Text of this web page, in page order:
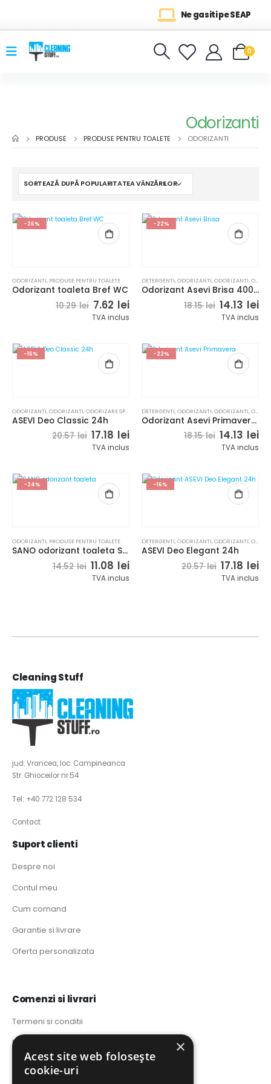
Ne gasiti pe SEAP
0
Odorizanti
PRODUSE PRODUSE PENTRU TOALETE ODORIZANTI
-26%
ODORIZANTI, PRODUSE PENTRU TOALETE
Odorizant toaleta Bref WC
10.29lei Prețul
inițial
a
7.62 leiPrețul
TVA inclus
-22%
DETERGENTI,ODORIZANTI,ODORIZANTI,ODORIZARE SPATII
Odorizant Asevi Brisa 400 ml
18.15lei Prețul
inițial
a
14.13 lei
TVA inclus
-16%
ODORIZANTI,ODORIZANTI,ODORIZARE SPATII PRODUSE PENTRU TOALETE
ASEVI Deo Classic 24h
20.57lei Prețul
inițial
a
17.18 leiPrețul
TVA inclus
-22%
DETERGENTI,ODORIZANTI,ODORIZANTI,ODORIZARE SPATII
Odorizant Asevi Primavera 400 ml
18.15lei Prețul
inițial
a
18.15 lei.
14.13 lei
TVA inclus
-24%
ODORIZANTI, PRODUSE PENTRU TOALETE
SANO odorizant toaleta Sanobon
14.52lei Prețul
inițial
a
11.08 leiPrețul
TVA inclus
-16%
DETERGENTI,ODORIZANTI,ODORIZANTI,ODORIZARE SPATII
ASEVI Deo Elegant 24h
20.57lei Prețul
inițial
a
17.18 lei
TVA inclus
Cleaning Stuff
jud. Vrancea, loc. Campineanca
Str. Ghioceilor nr.54
Tel: +40 772 128 534
Contact
Suport clienti
Despre noi
Contul meu
Cum comand
Garantie si livrare
Oferta personalizata
Comenzi si livrari
Termeni si conditii
Politica de confidentialitate
Politica de utilizare cookie-uri
×
Acest site web folosește
cookie-uri